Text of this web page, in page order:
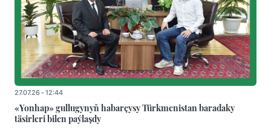
27.07.26 - 12:44
«Yonhap» gullugynyň habarçysy Türkmenistan baradaky
täsirleri bilen paýlaşdy